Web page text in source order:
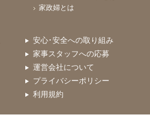
家政婦とは
安心･安全への取り組み
家事スタッフへの応募
運営会社について
プライバシーポリシー
利用規約